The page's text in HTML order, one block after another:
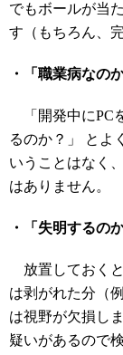
でもボールが当
す（もちろん、
・「職業病なの
「開発中にPC
るのか？」 とよ
いうことはなく
はありません。
・「失明するの
放置しておく
は剥がれた分（
は視野が欠損し
疑いがあるので